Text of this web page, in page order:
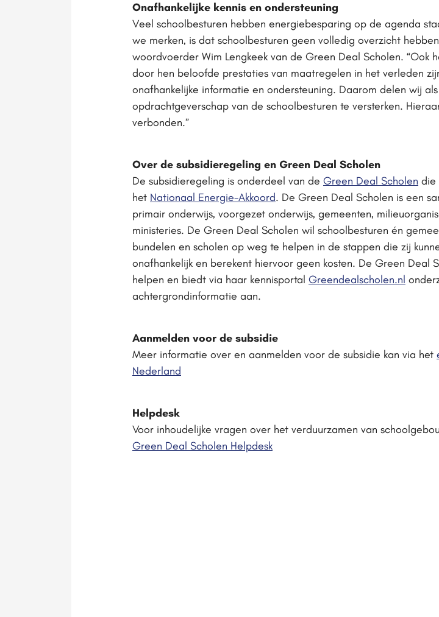
Onafhankelijke kennis en ondersteuning
Veel schoolbesturen hebben energiebesparing op de agenda
we merken, is dat schoolbesturen geen volledig overzicht
woordvoerder Wim Lengkeek van de Green Deal Scholen.
door hen beloofde prestaties van maatregelen in het verleden
onafhankelijke informatie en ondersteuning. Daarom delen wij
opdrachtgeverschap van de schoolbesturen te versterken.
verbonden.”
Over de subsidieregeling en Green Deal Scholen
De subsidieregeling is onderdeel van de Green Deal Scholen die
het Nationaal Energie-Akkoord. De Green Deal Scholen is een
primair onderwijs, voorgezet onderwijs, gemeenten,
ministeries. De Green Deal Scholen wil schoolbesturen én
bundelen en scholen op weg te helpen in de stappen die zij
onafhankelijk en berekent hiervoor geen kosten. De Green Deal
helpen en biedt via haar kennisportal Greendealscholen.nl
achtergrondinformatie aan.
Aanmelden voor de subsidie
Meer informatie over en aanmelden voor de subsidie kan via het
Nederland
Helpdesk
Voor inhoudelijke vragen over het verduurzamen van
Green Deal Scholen Helpdesk